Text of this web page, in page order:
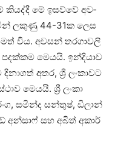
මේ ඉසව්වේ අව­
ලකුණු 44-31ක ලෙස
විය. අව­සන් තර­ගා­වලි
මෙයයි. ඉන්දි­යාව
අතර, ශ්‍රී ලංකා­වට
මෙයයි. ශ්‍රී ලංකා
සමින්ද සන්තුෂ්, ඩිලාන්
සහ අබිත් අකාර්